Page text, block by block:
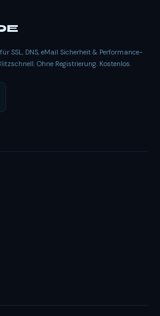
SSL, DNS, eMail Sicherheit & Performance-
Ohne Registrierung. Kostenlos.